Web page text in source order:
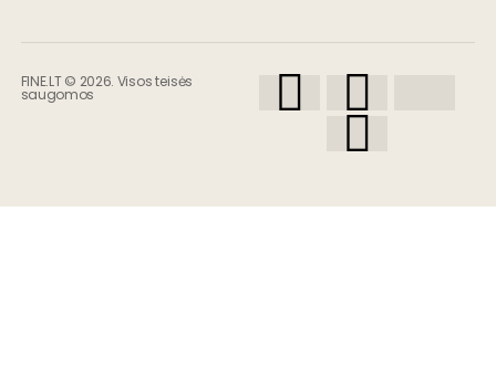
FINE.LT © 2026. Visos teisės
saugomos